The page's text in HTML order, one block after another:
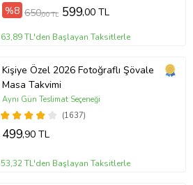
%8 650,00 TL 599,00 TL
63,89 TL'den Başlayan Taksitlerle
Kişiye Özel 2026 Fotoğraflı Şövale
Masa Takvimi
(1637)
Aynı Gün Teslimat Seçeneği
499,90 TL
53,32 TL'den Başlayan Taksitlerle